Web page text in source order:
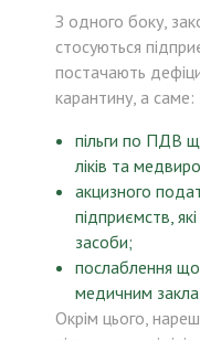
З одного боку,
стосуються
постачають
карантину, а саме:
пільги по ПДВ
ліків та
акцизного
підприємств,
засоби;
послаблення
медичним
Окрім цього,